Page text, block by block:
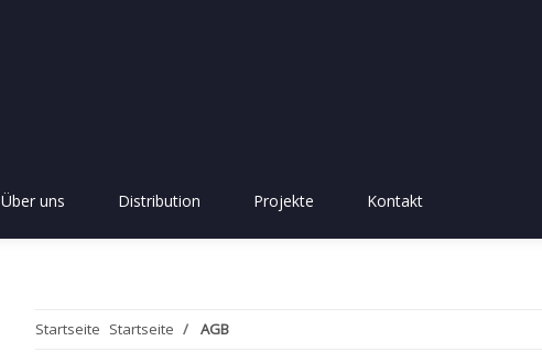
Über uns Distribution Projekte Kontakt
Startseite Startseite AGB